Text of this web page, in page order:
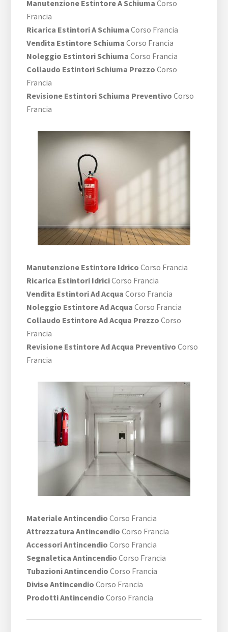
Manutenzione Estintore A Schiuma Corso
Francia
Ricarica Estintori A Schiuma Corso Francia
Vendita Estintore Schiuma Corso Francia
Noleggio Estintori Schiuma Corso Francia
Collaudo Estintori Schiuma Prezzo Corso
Francia
Revisione Estintori Schiuma Preventivo Corso
Francia
Manutenzione Estintore Idrico Corso Francia
Ricarica Estintori IdriciCorso Francia
Vendita Estintori Ad Acqua Corso Francia
Noleggio Estintore Ad Acqua Corso Francia
Collaudo Estintore Ad Acqua Prezzo Corso
Francia
Revisione Estintore Ad Acqua Preventivo Corso
Francia
Materiale Antincendio Corso Francia
Attrezzatura Antincendio Corso Francia
Accessori Antincendio Corso Francia
Segnaletica Antincendio Corso Francia
Tubazioni Antincendio Corso Francia
Divise Antincendio Corso Francia
Prodotti Antincendio Corso Francia